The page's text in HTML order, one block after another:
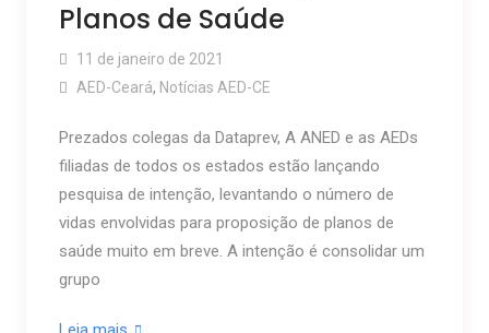
Planos de Saúde
11 de janeiro de 2021
AED-Ceará, Notícias AED-CE
Prezados colegas da Dataprev, A ANED e as AEDs
filiadas de todos os estados estão lançando
pesquisa de intenção, levantando o número de
vidas envolvidas para proposição de planos de
saúde muito em breve. A intenção é consolidar um
grupo